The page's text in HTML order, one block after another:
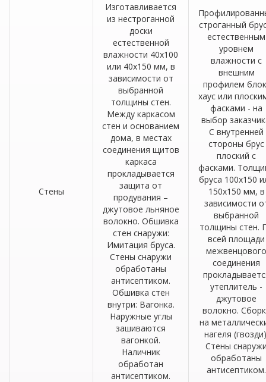
Стены
Изготавливается
из нестроганной
доски
естественной
влажности 40х100
или 40х150 мм, в
зависимости от
выбранной
толщины стен.
Между каркасом
стен и основанием
дома, в местах
соединения щитов
каркаса
прокладывается
защита от
продувания –
джутовое льняное
волокно. Обшивка
стен снаружи:
Имитация бруса.
Стены снаружи
обработаны
антисептиком.
Обшивка стен
внутри: Вагонка.
Наружные углы
зашиваются
вагонкой.
Наличник
обработан
антисептиком.
строганный
естественным
уровнем
влажности с
внешним
профилем
хаус или
фасками - на
выбор
С внутренней
стороны брус
плоский с
фасками.
бруса 100х150
150х150 мм, в
зависимости
выбранной
толщины стен.
всей площади
межвенцового
соединения
утеплитель -
джутовое
волокно.
на
нагеля
Стены
обработаны
антисептиком.